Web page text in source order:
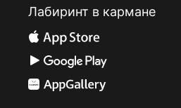
Лабиринт в кармане